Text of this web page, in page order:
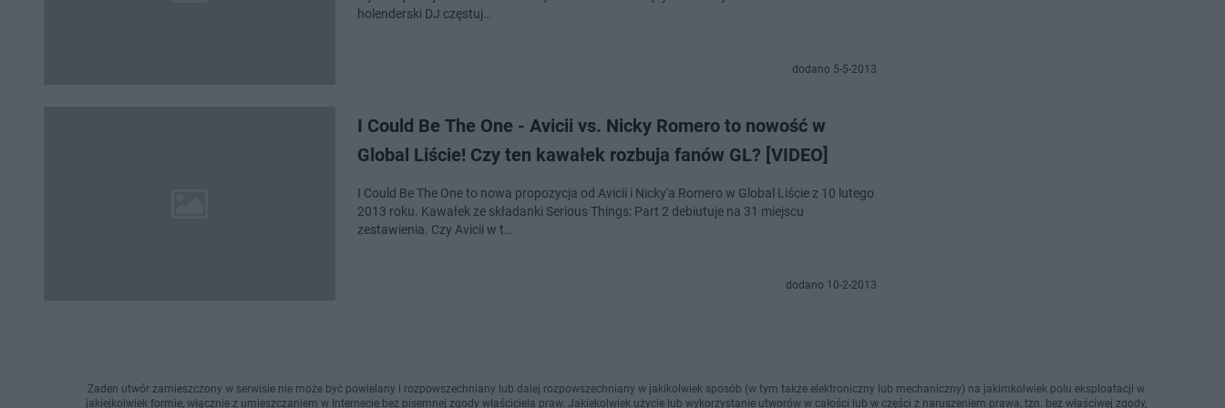
holenderski DJ częstuj…
dodano 5-5-2013
I Could Be The One - Avicii vs. Nicky Romero to nowość w
Global Liście! Czy ten kawałek rozbuja fanów GL? [VIDEO]
I Could Be The One to nowa propozycja od Avicii i Nicky'a Romero w Global Liście z 10 lutego
2013 roku. Kawałek ze składanki Serious Things: Part 2 debiutuje na 31 miejscu
zestawienia. Czy Avicii w t…
dodano 10-2-2013
Żaden utwór zamieszczony w serwisie nie może być powielany i rozpowszechniany lub dalej rozpowszechniany w jakikolwiek sposób (w tym także elektroniczny lub mechaniczny) na jakimkolwiek polu eksploatacji w
jakiejkolwiek formie, włącznie z umieszczaniem w Internecie bez pisemnej zgody właściciela praw. Jakiekolwiek użycie lub wykorzystanie utworów w całości lub w części z naruszeniem prawa, tzn. bez właściwej zgody,